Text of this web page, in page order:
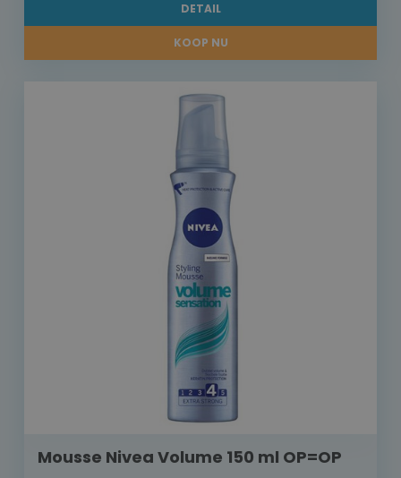
DETAIL
KOOP NU
Mousse Nivea Volume 150 ml OP=OP